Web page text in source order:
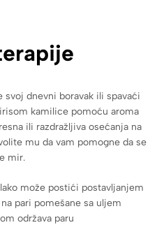
dnevni boravak ili spavaći
kamilice pomoću aroma
ili razdražljiva osećanja na
mu da vam pomogne da se
mir.
može postići postavljanjem
pari pomešane sa uljem
održava paru